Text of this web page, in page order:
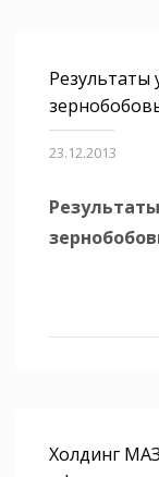
Результаты
23.12.2013
Холдинг